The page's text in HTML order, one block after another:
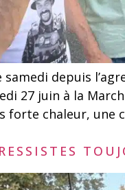
depuis
27 juin à la
forte chaleur,